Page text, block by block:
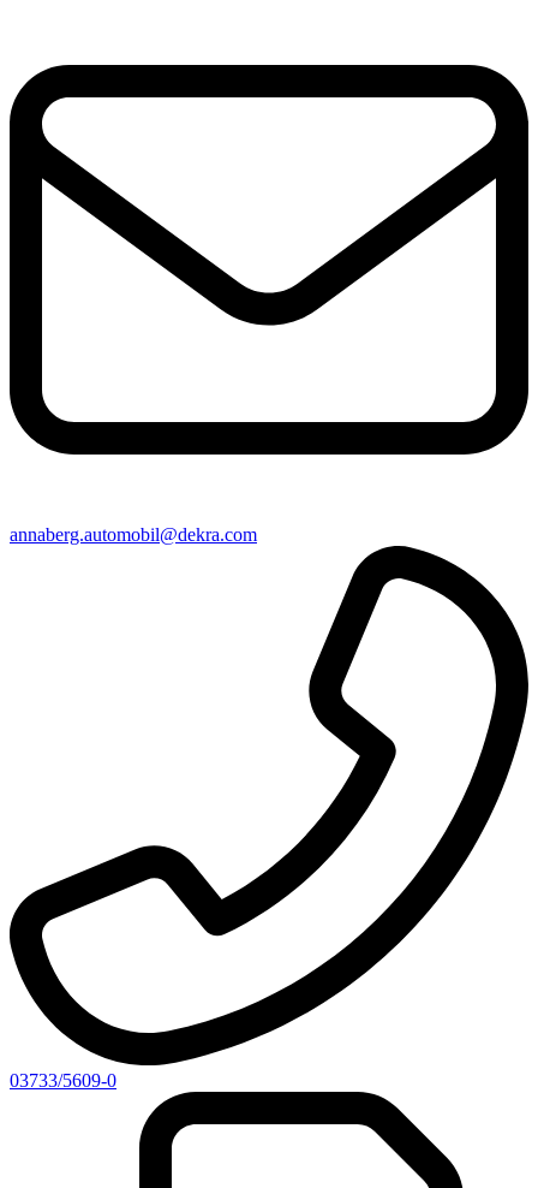
annaberg​.automobil@​dekra.com
03733/5609-0